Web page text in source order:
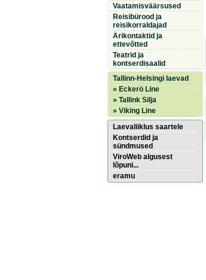
Vaatamisväärsused
Reisibürood ja
reisikorraldajad
Ärikontaktid ja
ettevõtted
Teatrid ja
kontserdisaalid
Tallinn-Helsingi laevad
» Eckerö Line
» Tallink Silja
» Viking Line
Laevaliiklus saartele
Kontserdid ja
sündmused
ViroWeb algusest
lõpuni...
eramu